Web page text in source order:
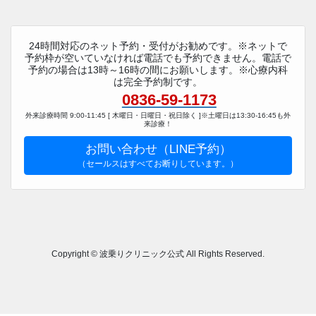
24時間対応のネット予約・受付がお勧めです。※ネットで
予約枠が空いていなければ電話でも予約できません。電話で
予約の場合は13時～16時の間にお願いします。※心療内科
は完全予約制です。
0836-59-1173
外来診療時間 9:00-11:45 [ 木曜日・日曜日・祝日除く ]※土曜日は13:30-16:45も外
来診療！
お問い合わせ（LINE予約）
（セールスはすべてお断りしています。）
Copyright © 波乗りクリニック公式 All Rights Reserved.